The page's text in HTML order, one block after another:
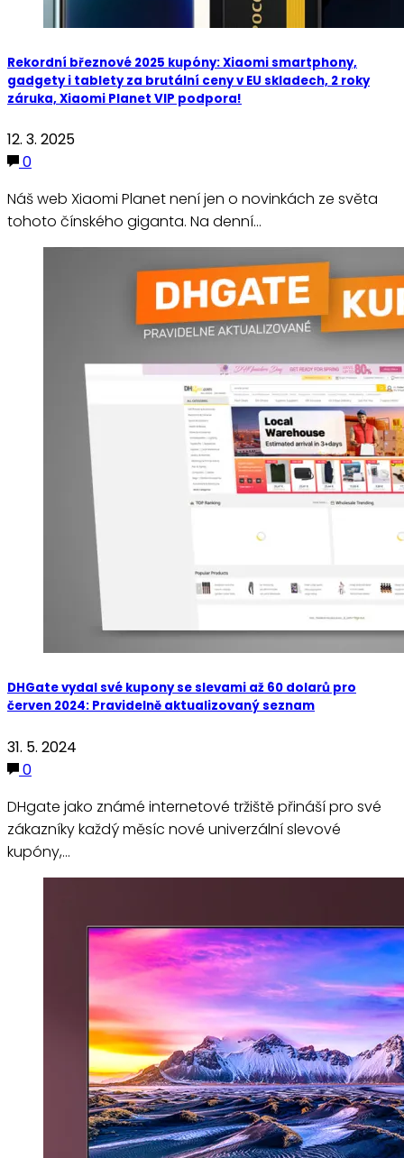
Rekordní březnové 2025 kupóny: Xiaomi smartphony,
gadgety i tablety za brutální ceny v EU skladech, 2 roky
záruka, Xiaomi Planet VIP podpora!
12. 3. 2025
0
Náš web Xiaomi Planet není jen o novinkách ze světa
tohoto čínského giganta. Na denní…
DHGate vydal své kupony se slevami až 60 dolarů pro
červen 2024: Pravidelně aktualizovaný seznam
31. 5. 2024
0
DHgate jako známé internetové tržiště přináší pro své
zákazníky každý měsíc nové univerzální slevové
kupóny,…